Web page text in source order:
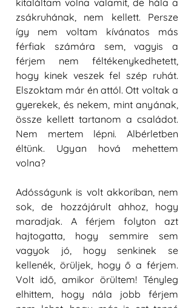
zsákruhának, nem kellett. Persze
így nem voltam kívánatos más
férfiak számára sem, vagyis a
férjem nem féltékenykedhetett,
hogy kinek veszek fel szép ruhát.
Elszoktam már én attól. Ott voltak a
gyerekek, és nekem, mint anyának,
össze kellett tartanom a családot.
Nem mertem lépni. Albérletben
éltünk. Ugyan hová mehettem
volna?
Adósságunk is volt akkoriban, nem
sok, de hozzájárult ahhoz, hogy
maradjak. A férjem folyton azt
hajtogatta, hogy semmire sem
vagyok jó, hogy senkinek se
kellenék, örüljek, hogy ő a férjem.
Volt idő, amikor örültem! Tényleg
elhittem, hogy nála jobb férjem